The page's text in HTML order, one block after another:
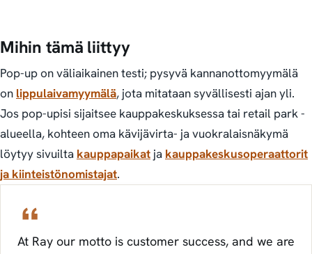
Mihin tämä liittyy
Pop-up onväliaikainentesti; pysyvä kannanottomyymälä
on lippulaivamyymälä, jota mitataan syvällisesti ajan yli.
Jos pop-upisi sijaitsee kauppakeskuksessa tai retail park -
alueella, kohteen oma kävijävirta- ja vuokralaisnäkymä
löytyy sivuilta kauppapaikat ja kauppakeskusoperaattorit
ja kiinteistönomistajat.
At Ray our motto is customer success, and we are